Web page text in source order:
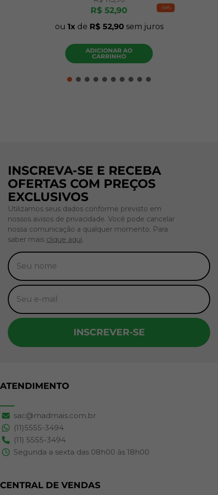
-54%
R$ 52,90
ou 1 de R$ 52,90 sem juros
ADICIONAR AO
CARRINHO
INSCREVA-SE E RECEBA
OFERTAS COM PREÇOS
EXCLUSIVOS
Utilizamos seus dados conforme previsto em
nossos avisos de privacidade. Você pode cancelar
nossa comunicação a qualquer momento. Para
saber mais clique aqui.
INSCREVER-SE
ATENDIMENTO
sac@madmais.com.br
(11)5555-3494
(11) 5555-3494
Segunda a sexta das 08h00 às 18h00
CENTRAL DE VENDAS